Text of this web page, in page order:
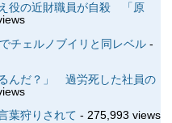
役の近財職員が自殺 「原
チェルノブイリと同レベル-
んだ？」 過労死した社員の
葉狩りされて - 275,993 views